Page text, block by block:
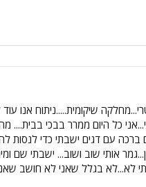
שיקומית.....ניתוח אנו עוד
כל היום ממרר בבכי בבית....
הלכתי ב6 בערב מול קניון לב חדרה...יש שם ברכה עם
אותי שוב ושוב... ישבתי שם
לא...לא בגלל שאני לא חושב